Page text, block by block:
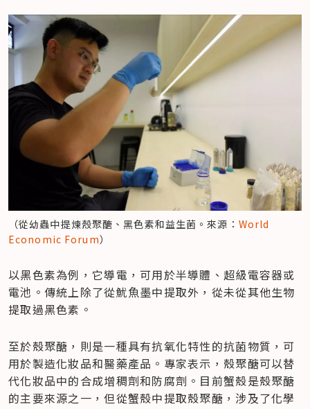
（從幼蟲中提煉殼聚醣、黑色素和益生菌。來源： World
Economic Forum）
​以黑色素為例，它導電，可用於半導體、超級電容器或
電池。傳統上除了從魷魚墨中提取外，從未從其他生物
提取過黑色素。
至於殼聚醣，則是一種具有抗氧化特性的抗菌物質，可
用於製造化妝品和醫藥產品。專家表示，殼聚醣可以替
代化妝品中的合成增稠劑和防腐劑。目前蟹殼是殼聚醣
的主要來源之一，但從蟹殼中提取殼聚醣，涉及了化學